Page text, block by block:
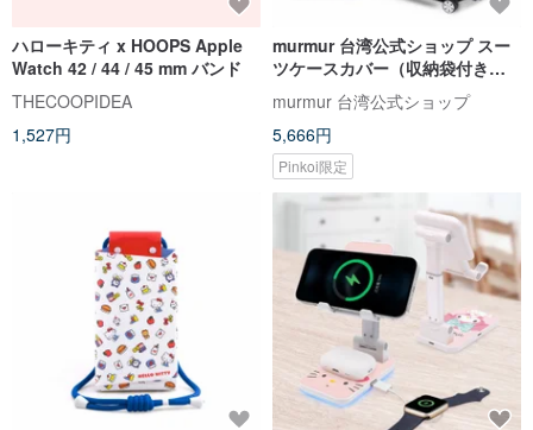
ハローキティ x HOOPS Apple
Watch 42 / 44 / 45 mm バンド
THECOOPIDEA
1,527円
murmur 台湾公式ショップ スー
ツケースカバー（収納袋付き）│
ハローキティ（リボン）
murmur 台湾公式ショップ
5,666円
Pinkoi限定